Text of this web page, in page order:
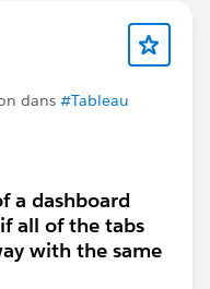
dans #Tableau
a dashboard
all of the tabs
with the same